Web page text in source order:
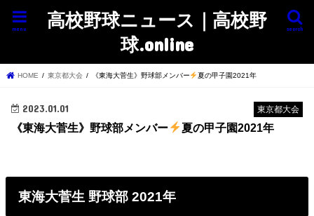
高校野球ニュース｜高校野
球.online
search
menu
HOME 東京都大会 《東海大菅生》野球部メンバー 夏の甲子園2021年
東京都大会
2023.01.01
《東海大菅生》野球部メンバー 夏の甲子園2021年
東海大菅生 野球部 2021年